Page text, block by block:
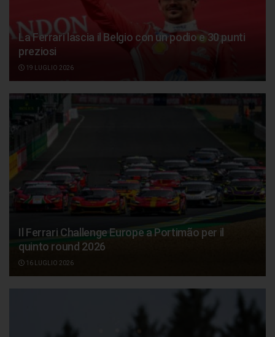
La Ferrari lascia il Belgio con un podio e 30 punti
preziosi
19 LUGLIO 2026
Il Ferrari Challenge Europe a Portimão per il
quinto round 2026
16 LUGLIO 2026